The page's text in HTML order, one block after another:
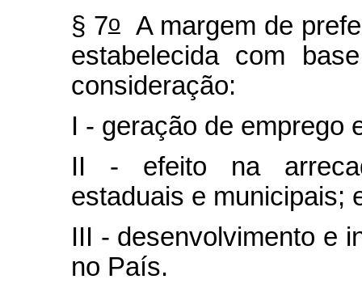
§ 7oA margem de
estabelecida com
consideração:
I - geração de emprego
II - efeito na
estaduais e municipais;
III - desenvolvimento e
no País.